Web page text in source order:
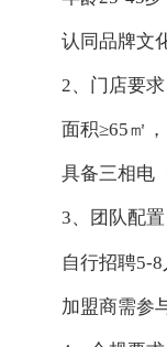
认同品牌文化
2、门店要求
面积≥65㎡，
具备三相电（
3、团队配置
自行招聘5-8人
加盟商需参与